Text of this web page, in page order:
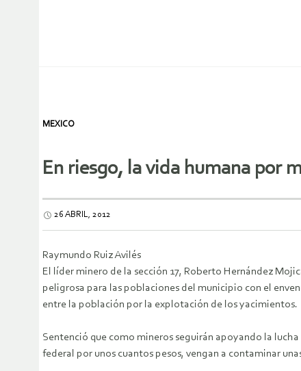
MEXICO
En riesgo, la vida humana por
26 ABRIL, 2012
Raymundo Ruiz Avilés
El líder minero de la sección 17, Roberto Hernández
peligrosa para las poblaciones del municipio con el
entre la población por la explotación de los yacimientos.
Sentenció que como mineros seguirán apoyando la
federal por unos cuantos pesos, vengan a contaminar